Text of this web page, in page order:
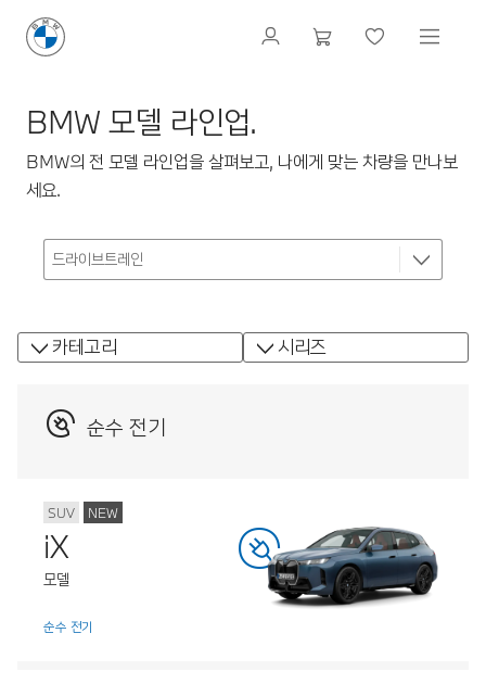
BMW 모델 라인업.
BMW의 전 모델 라인업을 살펴보고, 나에게 맞는 차량을 만나보
세요.
카테고리 시리즈
순수 전기
SUV NEW
iX
모델
순수 전기